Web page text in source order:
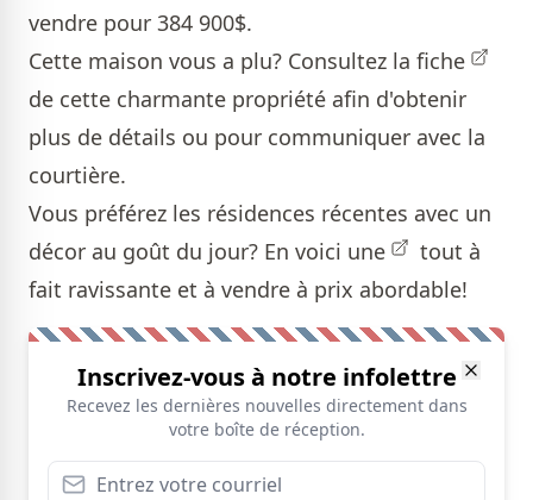
vendre pour 384 900$.
Cette maison vous a plu? Consultez la fiche
de cette charmante propriété afin d'obtenir
plus de détails ou pour communiquer avec la
courtière.
Vous préférez les résidences récentes avec un
décor au goût du jour? En voici une
tout à
fait ravissante et à vendre à prix abordable!
Inscrivez-vous à notre infolettre
Recevez les dernières nouvelles directement dans
votre boîte de réception.